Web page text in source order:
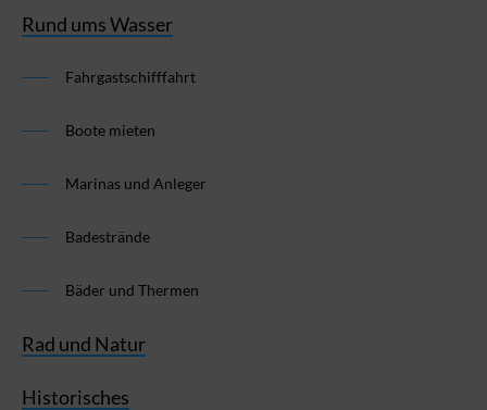
Rund ums Wasser
Fahrgastschifffahrt
Boote mieten
Marinas und Anleger
Badestrände
Bäder und Thermen
Rad und Natur
Historisches